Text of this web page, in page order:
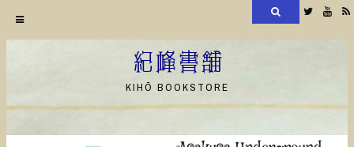
ン
ツ
Twitter
紀峰書舗
KIHŌ BOOKSTORE